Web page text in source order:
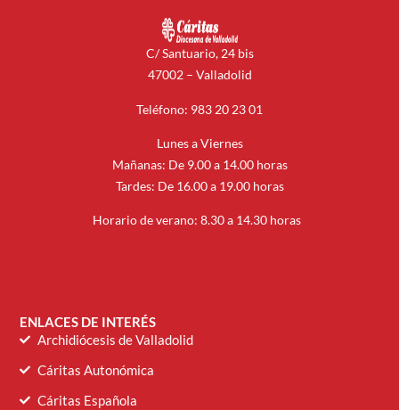
C/ Santuario, 24 bis
47002 – Valladolid
Teléfono: 983 20 23 01
Lunes a Viernes
Mañanas: De 9.00 a 14.00 horas
Tardes: De 16.00 a 19.00 horas
Horario de verano: 8.30 a 14.30 horas
ENLACES DE INTERÉS
Archidiócesis de Valladolid
Cáritas Autonómica
Cáritas Española